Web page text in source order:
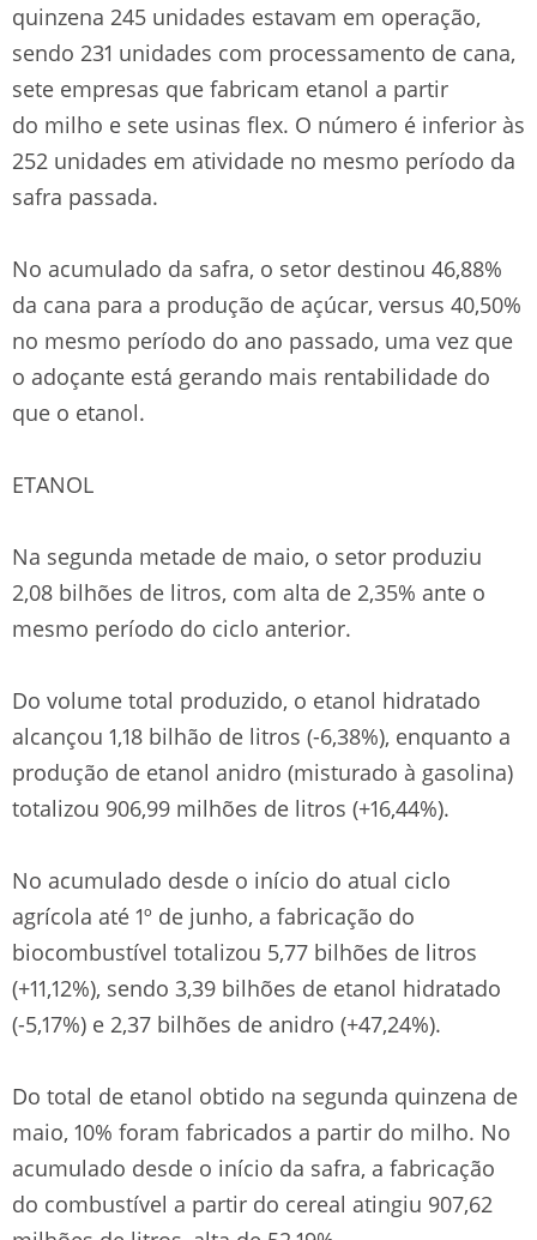
quinzena 245 unidades estavam em operação,
sendo 231 unidades com processamento de cana,
sete empresas que fabricam etanol a partir
do milho e sete usinas flex. O número é inferior às
252 unidades em atividade no mesmo período da
safra passada.
No acumulado da safra, o setor destinou 46,88%
da cana para a produção de açúcar, versus 40,50%
no mesmo período do ano passado, uma vez que
o adoçante está gerando mais rentabilidade do
que o etanol.
ETANOL
Na segunda metade de maio, o setor produziu
2,08 bilhões de litros, com alta de 2,35% ante o
mesmo período do ciclo anterior.
Do volume total produzido, o etanol hidratado
alcançou 1,18 bilhão de litros (-6,38%), enquanto a
produção de etanol anidro (misturado à gasolina)
totalizou 906,99 milhões de litros (+16,44%).
No acumulado desde o início do atual ciclo
agrícola até 1º de junho, a fabricação do
biocombustível totalizou 5,77 bilhões de litros
(+11,12%), sendo 3,39 bilhões de etanol hidratado
(-5,17%) e 2,37 bilhões de anidro (+47,24%).
Do total de etanol obtido na segunda quinzena de
maio, 10% foram fabricados a partir do milho. No
acumulado desde o início da safra, a fabricação
do combustível a partir do cereal atingiu 907,62